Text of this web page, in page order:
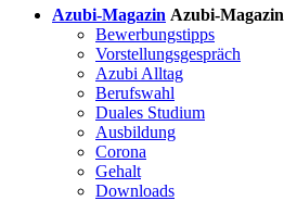
Azubi-Magazin Azubi-Magazin
Bewerbungstipps
Vorstellungsgespräch
Azubi Alltag
Berufswahl
Duales Studium
Ausbildung
Corona
Gehalt
Downloads